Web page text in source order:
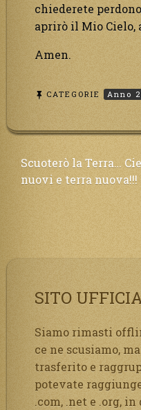
chiederete
aprirò il Mio Cielo,
Amen.
CATEGORIE Anno
Navigazione
articoli
Scuoterò la Terra…
nuovi e terra nuova!!!
SITO
Siamo rimasti
ce ne scusiamo,
trasferito e
potevate
.com, .net e .org,